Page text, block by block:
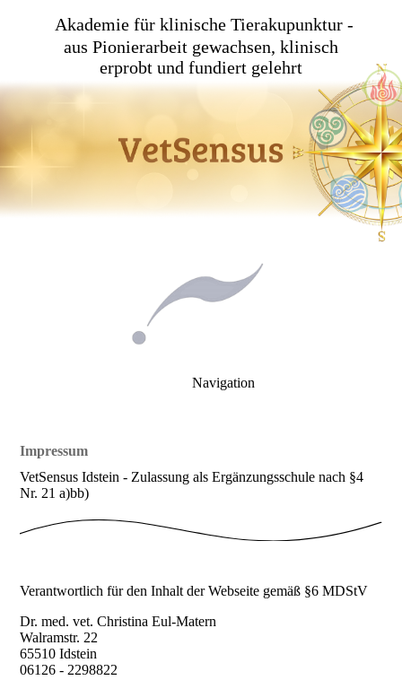
Akademie für klinische Tierakupunktur -
aus Pionierarbeit gewachsen, klinisch
erprobt und fundiert gelehrt
Navigation
Impressum
VetSensus Idstein - Zulassung als Ergänzungsschule nach §4
Nr. 21 a)bb)
Verantwortlich für den Inhalt der Webseite gemäß §6 MDStV
Dr. med. vet. Christina Eul-Matern
Walramstr. 22
65510 Idstein
06126 - 2298822